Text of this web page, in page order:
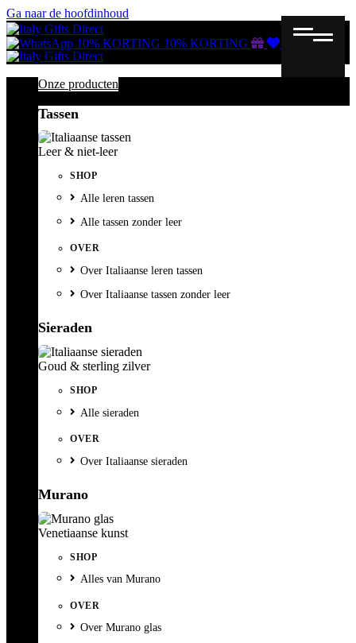
Ga naar de hoofdinhoud
10% KORTING 10% KORTING Gutscheine
Wunschliste
Warenkorb
Onze producten
Tassen
Leer & niet-leer
SHOP
Alle leren tassen
Alle tassen zonder leer
OVER
Over Italiaanse leren tassen
Over Italiaanse tassen zonder leer
Sieraden
Goud & sterling zilver
SHOP
Alle sieraden
OVER
Over Italiaanse sieraden
Murano
Venetiaanse kunst
SHOP
Alles van Murano
OVER
Over Murano glas